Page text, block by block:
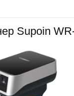
Supoin